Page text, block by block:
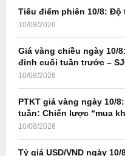
r
:
Tiêu điểm phiên 10/8:
10/08/2026
Giá vàng chiều ngày 10/
đỉnh cuối tuần trước –
10/08/2026
PTKT giá vàng ngày 10/
tuần: Chiến lược “mua
10/08/2026
Tỷ giá USD/VND ngày